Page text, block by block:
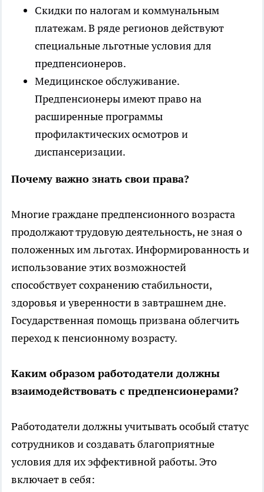
Скидки по налогам и коммунальным
платежам. В ряде регионов действуют
специальные льготные условия для
предпенсионеров.
Медицинское обслуживание.
Предпенсионеры имеют право на
расширенные программы
профилактических осмотров и
диспансеризации.
Почему важно знать свои права?
Многие граждане предпенсионного возраста
продолжают трудовую деятельность, не зная о
положенных им льготах. Информированность и
использование этих возможностей
способствует сохранению стабильности,
здоровья и уверенности в завтрашнем дне.
Государственная помощь призвана облегчить
переход к пенсионному возрасту.
Каким образом работодатели должны
взаимодействовать с предпенсионерами?
Работодатели должны учитывать особый статус
сотрудников и создавать благоприятные
условия для их эффективной работы. Это
включает в себя: